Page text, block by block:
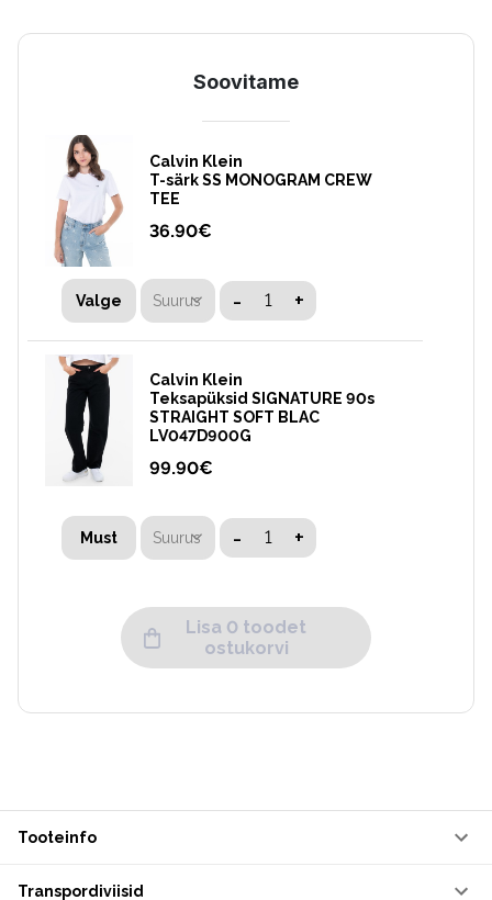
Soovitame
Calvin Klein
T-särk SS MONOGRAM CREW
TEE
36.90€
Valge Suurus - +
Calvin Klein
Teksapüksid SIGNATURE 90s
STRAIGHT SOFT BLAC
LV047D900G
99.90€
Must Suurus - +
Lisa 0 toodet
ostukorvi
Tooteinfo
Transpordiviisid